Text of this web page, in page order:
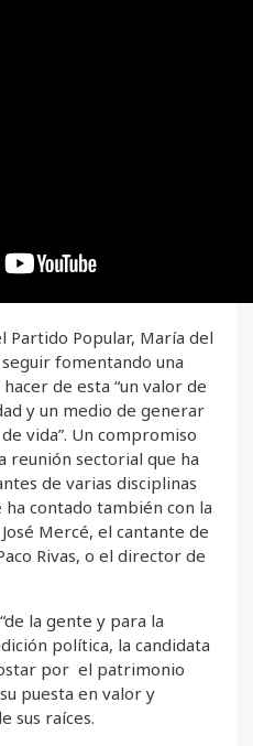
Partido Popular, María del
fomentando una
de esta “un valor de
y un medio de generar
vida”. Un compromiso
reunión sectorial que ha
de varias disciplinas
contado también con la
Mercé, el cantante de
Rivas, o el director de
la gente y para la
política, la candidata
por el patrimonio
puesta en valor y
sus raíces.